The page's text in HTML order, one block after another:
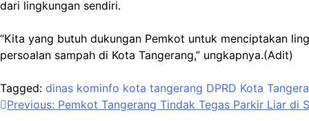
dari lingkungan sendiri.
“Kita yang butuh dukungan Pemkot untuk menciptakan
persoalan sampah di Kota Tangerang,” ungkapnya.(Adit)
Tagged: dinas kominfo kota tangerang DPRD Kota
Navigasi
Previous: Pemkot Tangerang Tindak Tegas Parkir Liar di